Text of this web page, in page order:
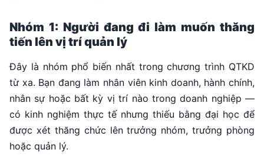
Nhóm 1: Người đang đi làm muốn thăng
tiến lên vị trí quản lý
Đây là nhóm phổ biến nhất trong chương trình QTKD
từ xa. Bạn đang làm nhân viên kinh doanh, hành chính,
nhân sự hoặc bất kỳ vị trí nào trong doanh nghiệp —
có kinh nghiệm thực tế nhưng thiếu bằng đại học để
được xét thăng chức lên trưởng nhóm, trưởng phòng
hoặc quản lý.